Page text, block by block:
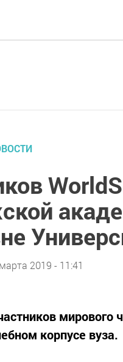
2019 - 11:41
корпусе вуза.